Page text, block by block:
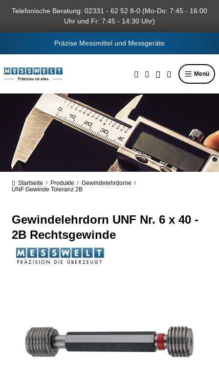
springen
Telefonische Beratung: 02331 - 62 52 8-0 (Mo-Do: 7:45 - 16:00
Uhr und Fr: 7:45 - 14:30 Uhr)
Präzise Messmittel und Messgeräte
Menü
Startseite / Produkte / Gewindelehrdorne /
UNF Gewinde Toleranz 2B
Gewindelehrdorn UNF Nr. 6 x 40 -
2B Rechtsgewinde